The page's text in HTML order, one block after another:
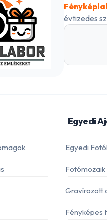
évtizedes
Egyedi
Egyedi
Fotómozaik
Gravírozott
Fényképes